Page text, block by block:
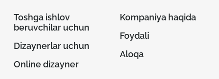
Toshga ishlov
beruvchilar uchun
Dizaynerlar uchun
Online dizayner
Kompaniya haqida
Foydali
Aloqa